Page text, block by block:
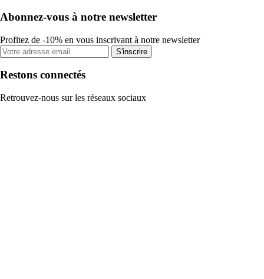
Abonnez-vous à notre newsletter
Profitez de -10% en vous inscrivant à notre newsletter
S'inscrire
Restons connectés
Retrouvez-nous sur les réseaux sociaux